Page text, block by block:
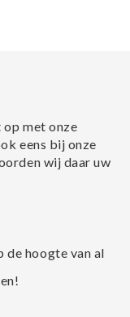
met onze
eens bij onze
wij daar uw
de hoogte van al